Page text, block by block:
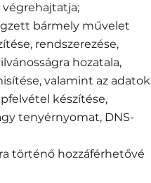
végrehajtatja;
bármely művelet
rendszerezése,
hozatala,
valamint az adatok
készítése,
tenyérnyomat, DNS-
történő hozzáférhetővé